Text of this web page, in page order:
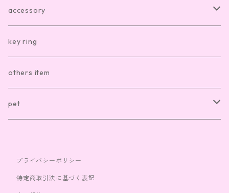
living item other
cutlery
kitchen item other
room wear
clothes
sox
bag
accessory
hair accesory
necklace
ring
key ring
others item
pet
toy
プライバシーポリシー
特定商取引法に基づく表記